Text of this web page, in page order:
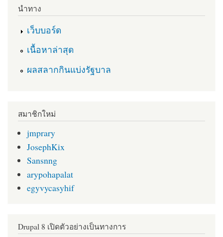
นำทาง
เว็บบอร์ด
เนื้อหาล่าสุด
ผลสลากกินแบ่งรัฐบาล
สมาชิกใหม่
jmprary
JosephKix
Sansnng
arypohapalat
egyvycasyhif
Drupal 8 เปิดตัวอย่างเป็นทางการ